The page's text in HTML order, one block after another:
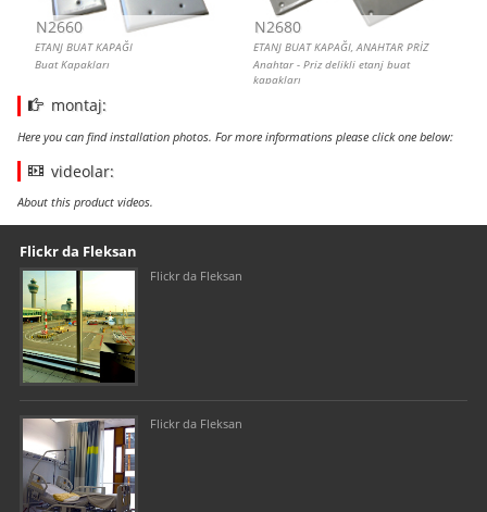
N2660
ETANJ BUAT KAPAĞI
Buat Kapakları
N2680
ETANJ BUAT KAPAĞI, ANAHTAR PRİZ
Anahtar - Priz delikli etanj buat
kapakları
montaj:
Here you can find installation photos. For more informations please click one below:
videolar:
About this product videos.
Our footer
Footer content
Flickr da Fleksan
Flickr da Fleksan
Flickr da Fleksan